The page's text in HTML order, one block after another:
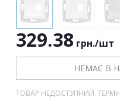
329.38 грн./шт
НЕМАЄ В
ТОВАР НЕДОСТУПНИЙ.